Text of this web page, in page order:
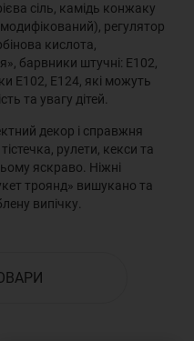
сіль, камідь конжаку
регулятор
кислота,
барвники штучні: Е102,
Е102, Е124, які можуть
та увагу дітей.
декор і справжня
рулети, кекси та
яскраво. Ніжні
троянд» вишукано та
випічку.